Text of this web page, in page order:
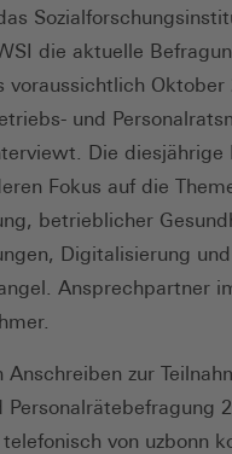
die aktuelle
voraussichtlich Oktober
und
Die diesjährige
Fokus auf die
betrieblicher
Digitalisierung und
Ansprechpartner
Anschreiben zur
Personalrätebefragung
von uzbonn